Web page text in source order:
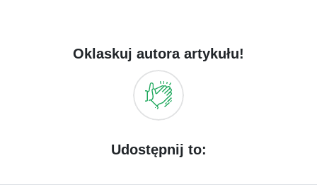
Oklaskuj autora artykułu!
Udostępnij to: